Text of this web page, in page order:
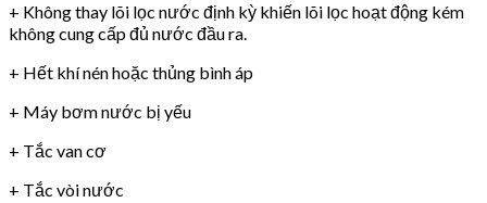
+ Không thay lõi lọc nước định kỳ khiến lõi lọc hoạt động kém
không cung cấp đủ nước đầu ra.
+ Hết khí nén hoặc thủng bình áp
+ Máy bơm nước bị yếu
+ Tắc van cơ
+ Tắc vòi nước